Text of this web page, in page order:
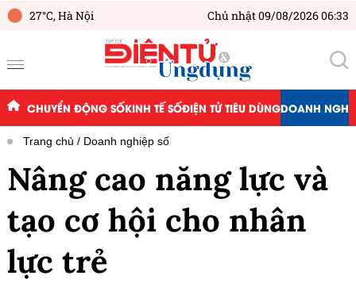
27°C,Hà Nội Chủ nhật 09/08/2026 06:33
CHUYỂN ĐỘNG SỐKINH TẾ SỐĐIỆN TỬ TIÊU DÙNGDOANH
Trang chủ Doanh nghiệp số
Nâng cao năng lực và
tạo cơ hội cho nhân
lực trẻ